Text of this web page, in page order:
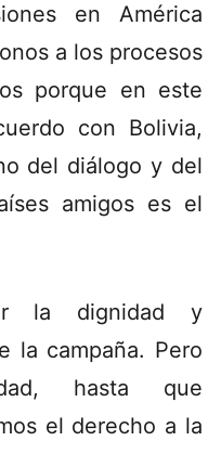
en América
a los procesos
porque en este
con Bolivia,
del diálogo y del
amigos es el
la dignidad y
la campaña. Pero
hasta que
el derecho a la